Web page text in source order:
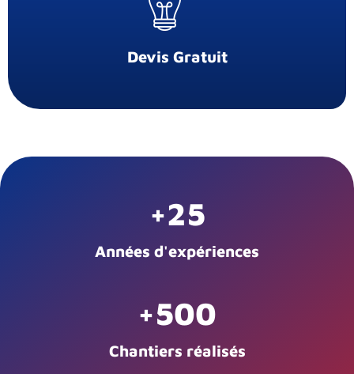
Devis Gratuit
Années d'expériences
+25
Chantiers réalisés
+500